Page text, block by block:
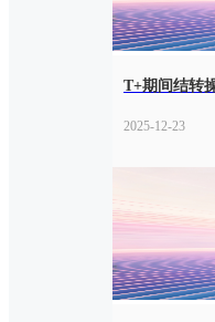
T+期间结转
2025-12-23